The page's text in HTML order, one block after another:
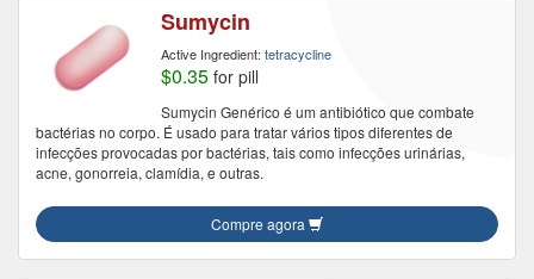
Sumycin
Active Ingredient: tetracycline
$0.35 for pill
Sumycin Genérico é um antibiótico que combate
bactérias no corpo. É usado para tratar vários tipos diferentes de
infecções provocadas por bactérias, tais como infecções urinárias,
acne, gonorreia, clamídia, e outras.
Compre agora